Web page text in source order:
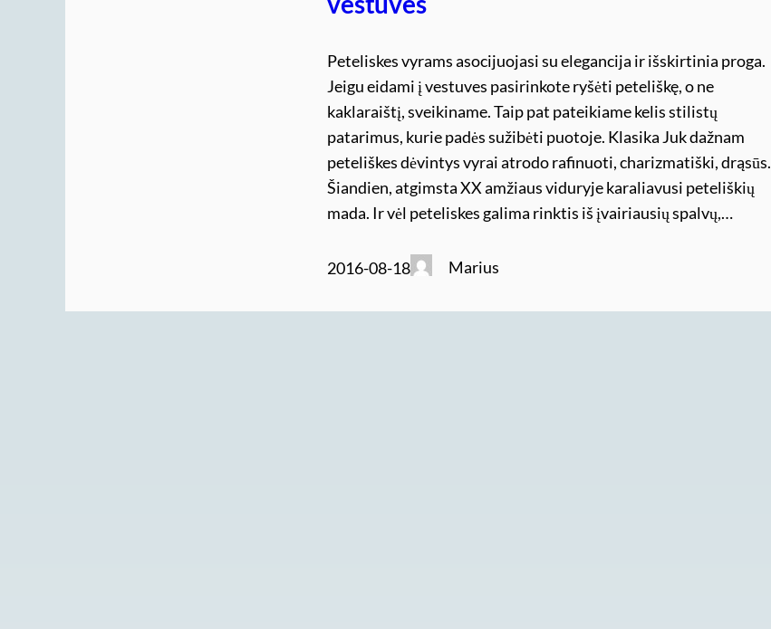
Peteliskes vyrams asocijuojasi su elegancija ir išskirtinia proga.
Jeigu eidami į vestuves pasirinkote ryšėti peteliškę, o ne
kaklaraištį, sveikiname. Taip pat pateikiame kelis stilistų
patarimus, kurie padės sužibėti puotoje. Klasika Juk dažnam
peteliškes dėvintys vyrai atrodo rafinuoti, charizmatiški, drąsūs.
Šiandien, atgimsta XX amžiaus viduryje karaliavusi peteliškių
mada. Ir vėl peteliskes galima rinktis iš įvairiausių spalvų,…
2016-08-18 Marius